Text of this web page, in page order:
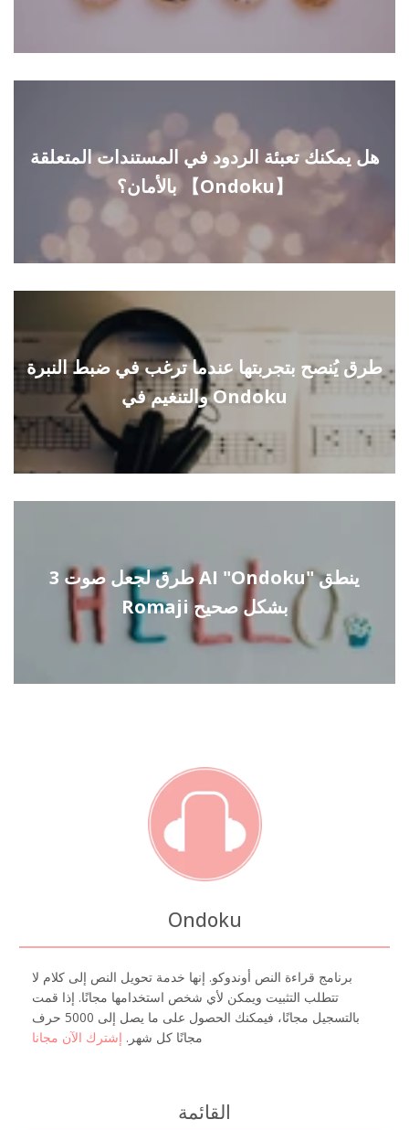
هل يمكنك تعبئة الردود في المستندات المتعلقة
بالأمان؟ 【Ondoku】
طرق يُنصح بتجربتها عندما ترغب في ضبط النبرة
والتنغيم في Ondoku
3 طرق لجعل صوت AI "Ondoku" ينطق
Romaji بشكل صحيح
Ondoku
برنامج قراءة النص أوندوكو. إنها خدمة تحويل النص إلى كلام لا
تتطلب التثبيت ويمكن لأي شخص استخدامها مجانًا. إذا قمت
بالتسجيل مجانًا، فيمكنك الحصول على ما يصل إلى 5000 حرف
مجانًا كل شهر. إشترك الآن مجانا
القائمة